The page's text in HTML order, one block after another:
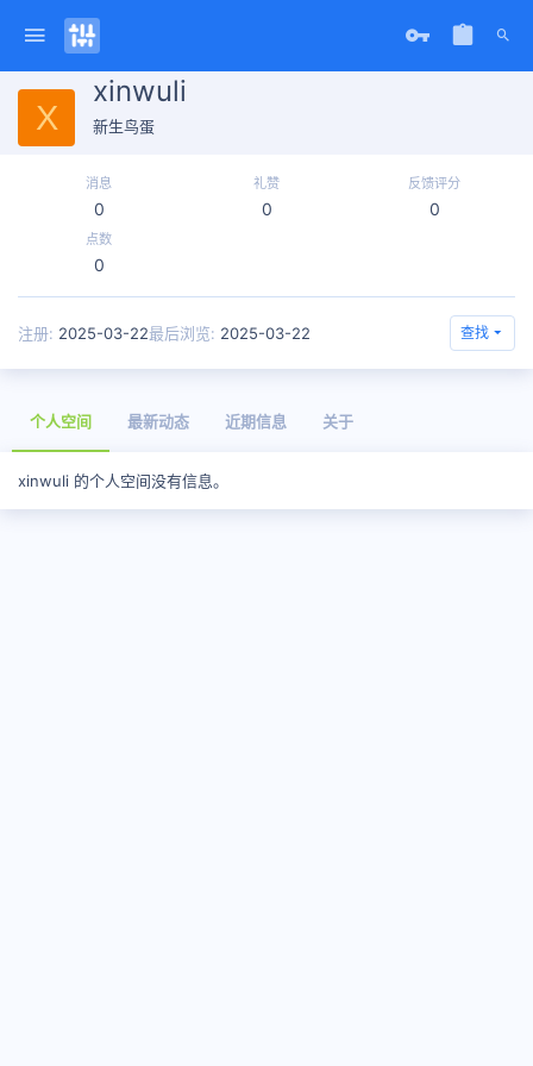
X
xinwuli
新生鸟蛋
消息
0
礼赞
0
反馈评分
0
点数
0
注册 2025-03-22最后浏览 2025-03-22 查找
个人空间 最新动态 近期信息 关于
xinwuli 的个人空间没有信息。